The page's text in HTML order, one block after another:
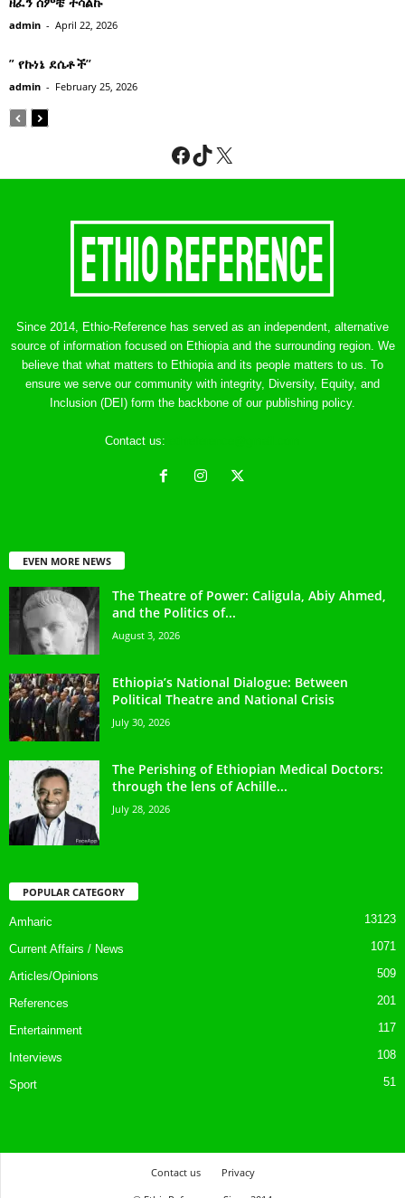
admin - April 22, 2026
” የኩነኔ ደሴቶች’’
admin - February 25, 2026
Facebook
TikTok
X
Since 2014, Ethio-Reference has served as an independent, alternative
source of information focused on Ethiopia and the surrounding region. We
believe that what matters to Ethiopia and its people matters to us. To
ensure we serve our community with integrity, Diversity, Equity, and
Inclusion (DEI) form the backbone of our publishing policy.
Contact us:
EVEN MORE NEWS
The Theatre of Power: Caligula, Abiy Ahmed,
and the Politics of...
August 3, 2026
Ethiopia’s National Dialogue: Between
Political Theatre and National Crisis
July 30, 2026
The Perishing of Ethiopian Medical Doctors:
through the lens of Achille...
July 28, 2026
POPULAR CATEGORY
Amharic 13123
Current Affairs / News 1071
Articles/Opinions 509
References 201
Entertainment 117
Interviews 108
Sport 51
Contact us
Privacy